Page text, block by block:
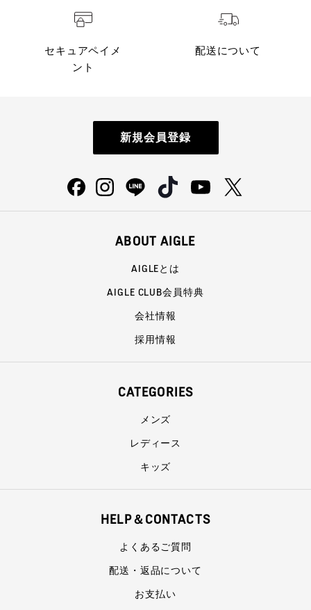
セキュアペイメ
ント
配送について
新規会員登録
ABOUT AIGLE
AIGLEとは
AIGLE CLUB会員特典
会社情報
採用情報
CATEGORIES
メンズ
レディース
キッズ
HELP＆CONTACTS
よくあるご質問
配送・返品について
お支払い